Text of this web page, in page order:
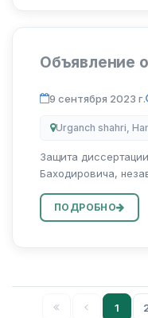
Объявление
9 сентября 2023 г.
Urganch shahri,
Защита
Баходировича,
тему «Узбек ва
бирликлар
ПОДРОБНО
1